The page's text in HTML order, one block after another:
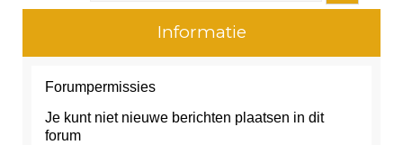
Informatie
Forumpermissies
Je kunt nietnieuwe berichten plaatsen in dit
forum